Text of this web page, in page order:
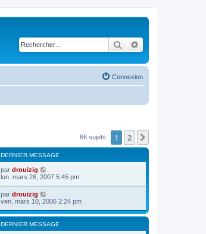
Rechercher
Connexion
66 sujets 1 2
DERNIER MESSAGE
par drouizig
lun. mars 26, 2007 5:45 pm
par drouizig
ven. mars 10, 2006 2:24 pm
DERNIER MESSAGE